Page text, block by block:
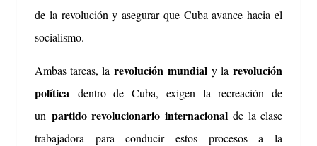
de la revolución y asegurar que Cuba avance hacia el
socialismo.
Ambas tareas, larevolución mundialy larevolución
política dentro de Cuba, exigen la recreación de
un partido revolucionario internacionalde la clase
trabajadora para conducir estos procesos a la